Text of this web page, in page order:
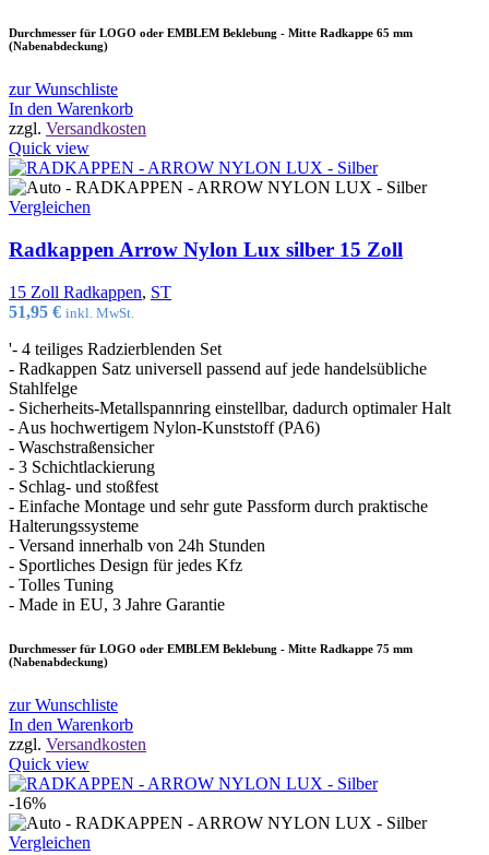
Durchmesser für LOGO oder EMBLEM Beklebung - Mitte Radkappe 65 mm
(Nabenabdeckung)
zur Wunschliste
In den Warenkorb
zzgl. Versandkosten
Quick view
Vergleichen
Radkappen Arrow Nylon Lux silber 15 Zoll
15 Zoll Radkappen, ST
51,95 € inkl. MwSt.
'- 4 teiliges Radzierblenden Set
- Radkappen Satz universell passend auf jede handelsübliche
Stahlfelge
- Sicherheits-Metallspannring einstellbar, dadurch optimaler Halt
- Aus hochwertigem Nylon-Kunststoff (PA6)
- Waschstraßensicher
- 3 Schichtlackierung
- Schlag- und stoßfest
- Einfache Montage und sehr gute Passform durch praktische
Halterungssysteme
- Versand innerhalb von 24h Stunden
- Sportliches Design für jedes Kfz
- Tolles Tuning
- Made in EU, 3 Jahre Garantie
Durchmesser für LOGO oder EMBLEM Beklebung - Mitte Radkappe 75 mm
(Nabenabdeckung)
zur Wunschliste
In den Warenkorb
zzgl. Versandkosten
Quick view
-16%
Vergleichen